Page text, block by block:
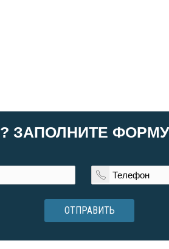
ЗАПОЛНИТЕ
ОТПРАВИТЬ